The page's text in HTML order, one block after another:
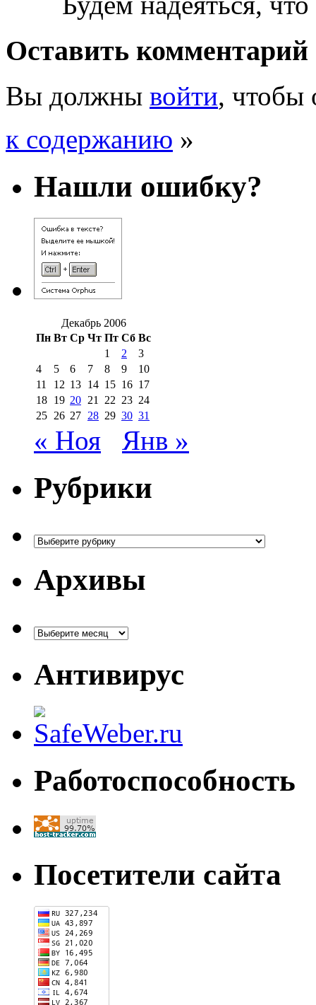
Оставить комментарий
Вы должны войти, чтобы
к содержанию »
Нашли ошибку?
Декабрь 2006
Пн Вт Ср Чт Пт Сб Вс
1
2
3
4
5 6 7 8 9
10
11
12 13 14 15 16 17
18 19 20 21 22 23 24
25 26 27 28 29 30 31
« Ноя Янв »
Рубрики
Рубрики
Архивы
Антивирус
Работоспособность
Посетители сайта